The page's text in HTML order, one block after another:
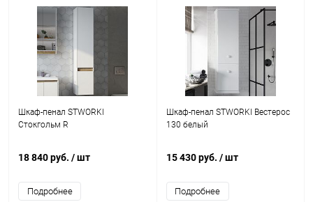
Шкаф-пенал STWORKI
Стокгольм R
18 840 руб. / шт
Подробнее
Шкаф-пенал STWORKI Вестерос
130 белый
15 430 руб. / шт
Подробнее